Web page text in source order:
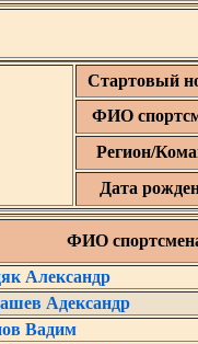
Стартовый
ФИО
Регион/
Дата
ФИО
Александр
Адександр
Вадим